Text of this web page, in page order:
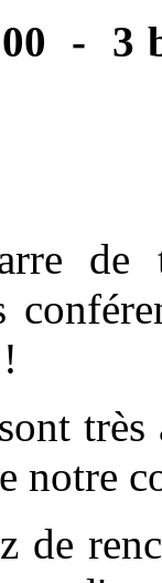
- 3
de
notre
de